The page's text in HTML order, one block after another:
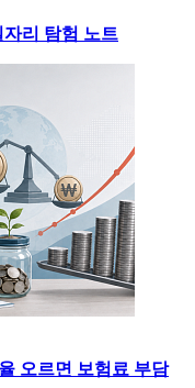
자리 탐험 노트
오르면 보험료 부담